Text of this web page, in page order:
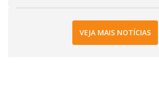
VEJA MAIS NOTÍCIAS